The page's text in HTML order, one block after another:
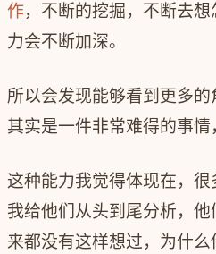
作，不断的挖掘，不断去想
力会不断加深。
所以会发现能够看到更多
其实是一件非常难得的事情
这种能力我觉得体现在，很
我给他们从头到尾分析，
来都没有这样想过，为什么